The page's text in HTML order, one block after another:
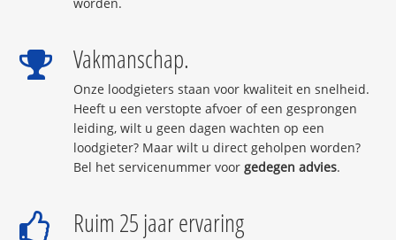
Vakmanschap.
Onze loodgieters staan voor kwaliteit en snelheid.
Heeft u een verstopte afvoer of een gesprongen
leiding, wilt u geen dagen wachten op een
loodgieter? Maar wilt u direct geholpen worden?
Bel het servicenummer voor gedegen advies.
Ruim 25 jaar ervaring